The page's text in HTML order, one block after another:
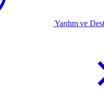
Yardım ve